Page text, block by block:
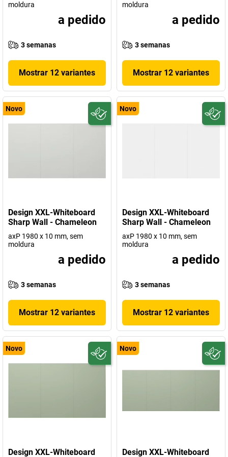
moldura
a pedido
3 semanas
Mostrar 12 variantes
moldura
a pedido
3 semanas
Mostrar 12 variantes
Novo
Design XXL-Whiteboard
Sharp Wall - Chameleon
axP 1980 x 10 mm, sem
moldura
a pedido
3 semanas
Mostrar 12 variantes
Novo
Design XXL-Whiteboard
Sharp Wall - Chameleon
axP 1980 x 10 mm, sem
moldura
a pedido
3 semanas
Mostrar 12 variantes
Novo
Design XXL-Whiteboard
Novo
Design XXL-Whiteboard